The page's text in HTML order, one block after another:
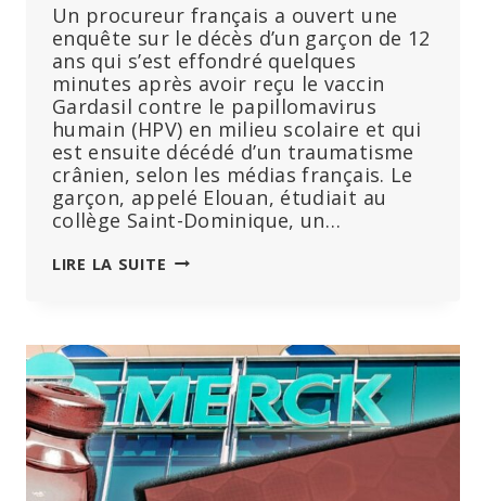
Un procureur français a ouvert une
enquête sur le décès d’un garçon de 12
ans qui s’est effondré quelques
minutes après avoir reçu le vaccin
Gardasil contre le papillomavirus
humain (HPV) en milieu scolaire et qui
est ensuite décédé d’un traumatisme
crânien, selon les médias français. Le
garçon, appelé Elouan, étudiait au
collège Saint-Dominique, un…
LIRE LA SUITE LE
DE
12
ANS
EN
FRANCE
À
LA